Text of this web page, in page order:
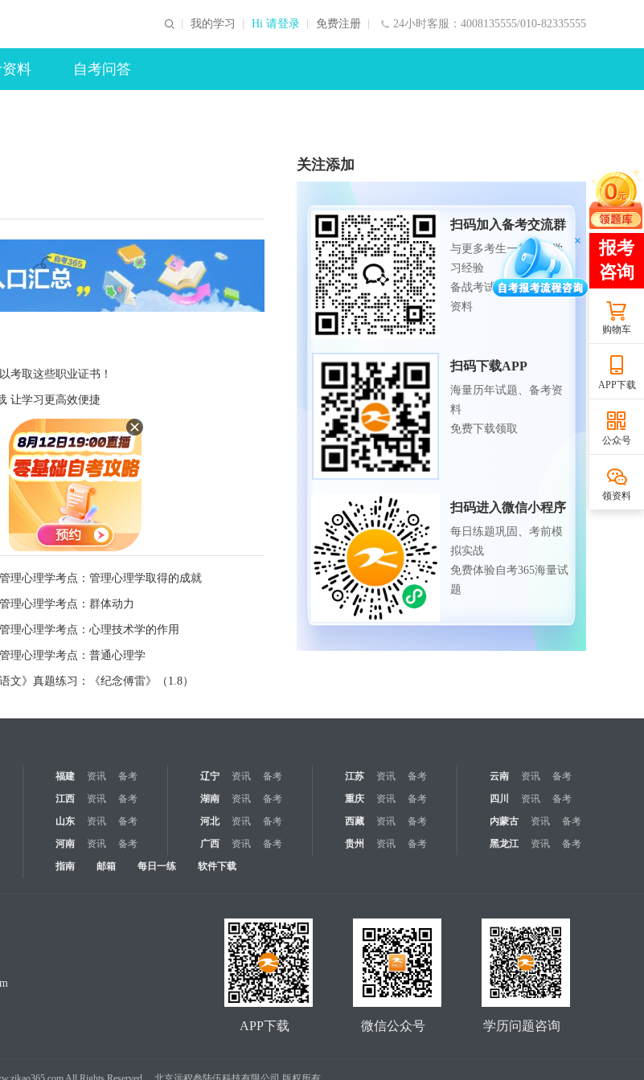
24小时客服：4008135555/010-82335555
我的学习 Hi 请登录 免费注册
料 自考问答
考取这些职业证书！
让学习更高效便捷
理心理学考点：管理心理学取得的成就
理心理学考点：群体动力
理心理学考点：心理技术学的作用
理心理学考点：普通心理学
文》真题练习：《纪念傅雷》（1.8）
关注添加
扫码加入备考交流群
与更多考生一起交流学
习经验
备战考试，获取试题及
资料
扫码下载APP
海量历年试题、备考资
料
免费下载领取
扫码进入微信小程序
每日练题巩固、考前模
拟实战
免费体验自考365海量试
题
购物车
APP下载
公众号
领资料
福建 资讯 备考 辽宁 资讯 备考 江苏 资讯 备考 云南 资讯
备考
江西 资讯 备考 湖南 资讯 备考 重庆 资讯 备考 四川 资讯
备考
山东 资讯 备考 河北 资讯 备考 西藏 资讯 备考 内蒙古 资讯
备考
河南 资讯 备考 广西 资讯 备考 贵州 资讯 备考 黑龙江 资讯
备考
指南 邮箱 每日一练 软件下载
学历问题咨询
微信公众号
APP下载